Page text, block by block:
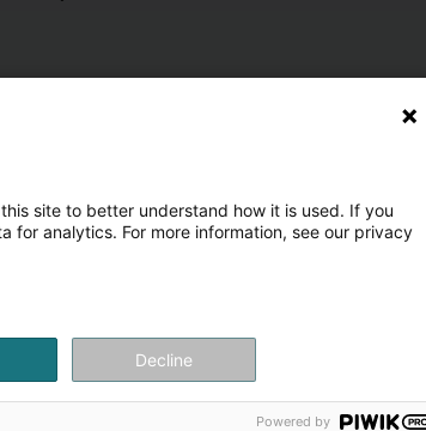
site to better understand how it is used. If you
for analytics. For more information, see our privacy
Decline
Powered by